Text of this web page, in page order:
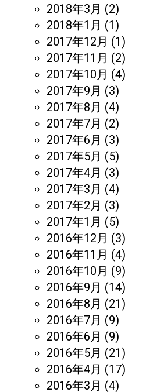
2018年3月 (2)
2018年1月 (1)
2017年12月 (1)
2017年11月 (2)
2017年10月 (4)
2017年9月 (3)
2017年8月 (4)
2017年7月 (2)
2017年6月 (3)
2017年5月 (5)
2017年4月 (3)
2017年3月 (4)
2017年2月 (3)
2017年1月 (5)
2016年12月 (3)
2016年11月 (4)
2016年10月 (9)
2016年9月 (14)
2016年8月 (21)
2016年7月 (9)
2016年6月 (9)
2016年5月 (21)
2016年4月 (17)
2016年3月 (4)